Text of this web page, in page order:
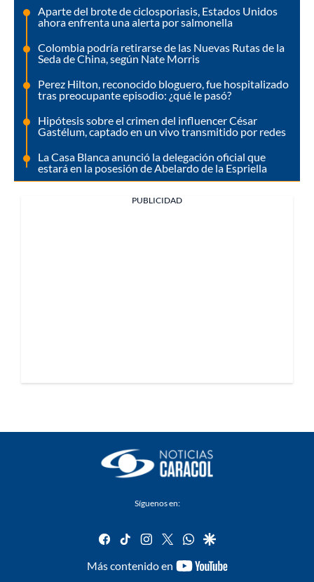
Aparte del brote de ciclosporiasis, Estados Unidos
ahora enfrenta una alerta por salmonella
Colombia podría retirarse de las Nuevas Rutas de la
Seda de China, según Nate Morris
Perez Hilton, reconocido bloguero, fue hospitalizado
tras preocupante episodio: ¿qué le pasó?
Hipótesis sobre el crimen del influencer César
Gastélum, captado en un vivo transmitido por redes
La Casa Blanca anunció la delegación oficial que
estará en la posesión de Abelardo de la Espriella
PUBLICIDAD
Síguenos en:
facebook
tiktok instagram
twitterwhatsapp
google
Más contenido en
youtube-